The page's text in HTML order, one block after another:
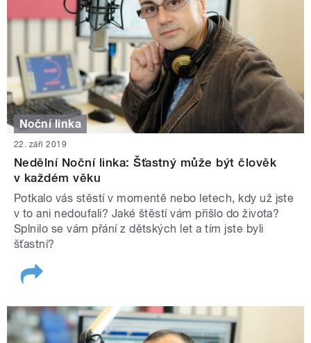
Noční linka
22. září 2019
Nedělní Noční linka: Šťastný může být člověk
v každém věku
Potkalo vás stěstí v momentě nebo letech, kdy už jste
v to ani nedoufali? Jaké štěstí vám přišlo do života?
Splnilo se vám přání z dětských let a tím jste byli
šťastní?